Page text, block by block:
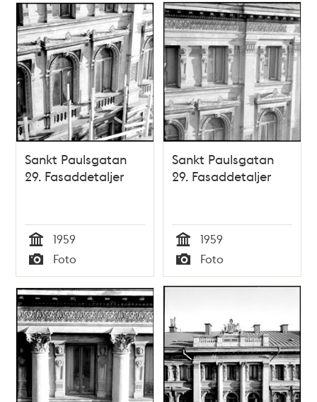
Sankt Paulsgatan
29. Fasaddetaljer
Tid
1959
Typ
Foto
Sankt Paulsgatan
29. Fasaddetaljer
Tid
1959
Typ
Foto